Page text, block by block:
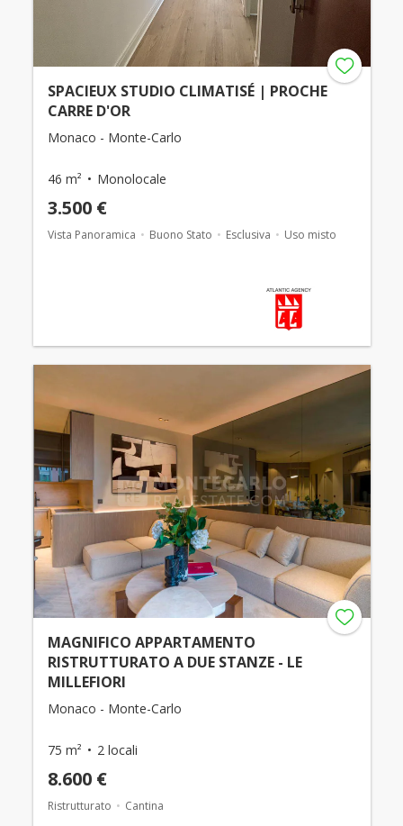
SPACIEUX STUDIO CLIMATISÉ | PROCHE
CARRE D'OR
Monaco - Monte-Carlo
46 m² Monolocale
3.500 €
Vista Panoramica Buono Stato Esclusiva Uso misto
MAGNIFICO APPARTAMENTO
RISTRUTTURATO A DUE STANZE - LE
MILLEFIORI
Monaco - Monte-Carlo
75 m² 2 locali
8.600 €
Ristrutturato Cantina